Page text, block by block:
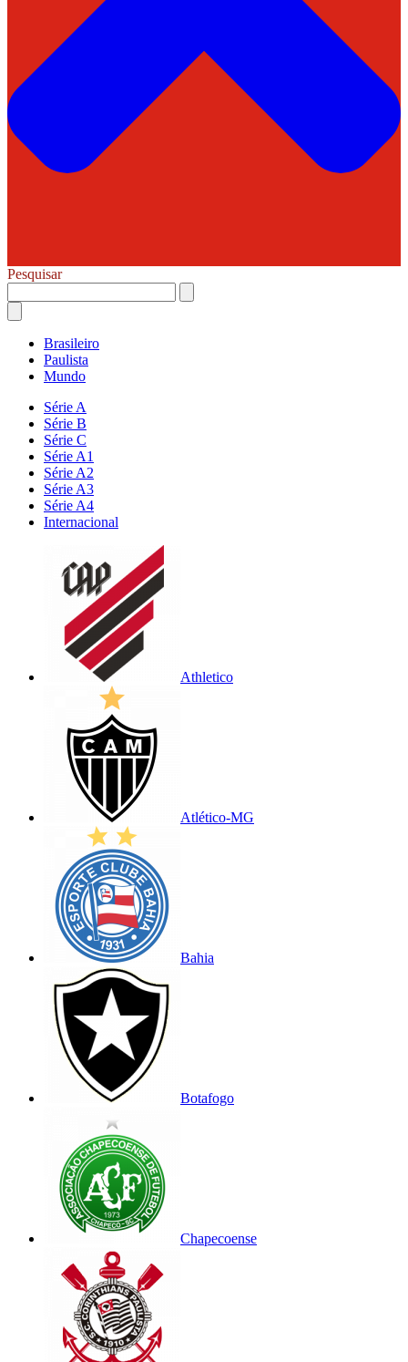
Pesquisar
Brasileiro
Paulista
Mundo
Série A
Série B
Série C
Série A1
Série A2
Série A3
Série A4
Internacional
Athletico
Atlético-MG
Bahia
Botafogo
Chapecoense